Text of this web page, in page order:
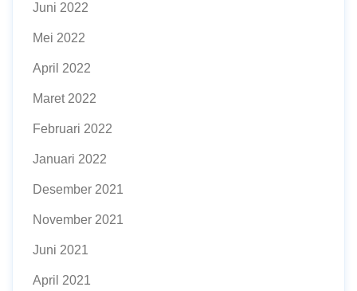
Juni 2022
Mei 2022
April 2022
Maret 2022
Februari 2022
Januari 2022
Desember 2021
November 2021
Juni 2021
April 2021